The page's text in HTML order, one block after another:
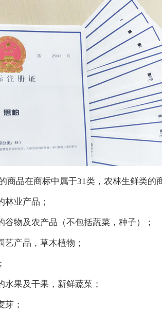
品在商标中属于31类，农林生鲜类的
业产品；
物及农产品（不包括蔬菜，种子）；
产品，草木植物；
果及干果，新鲜蔬菜；
；